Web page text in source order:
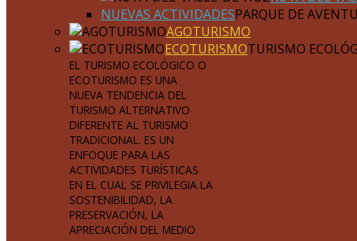
NUEVAS ACTIVIDADESPARQUE DE
AGOTURISMO
ECOTURISMOTURISMO
EL TURISMO ECOLÓGICO O
ECOTURISMO ES UNA
NUEVA TENDENCIA DEL
TURISMO ALTERNATIVO
DIFERENTE AL TURISMO
TRADICIONAL. ES UN
ENFOQUE PARA LAS
ACTIVIDADES TURÍSTICAS
EN EL CUAL SE PRIVILEGIA LA
SOSTENIBILIDAD, LA
PRESERVACIÓN, LA
APRECIACIÓN DEL MEDIO